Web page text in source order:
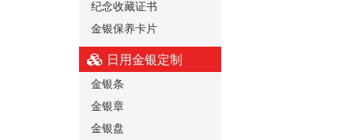
纪念收藏证书
金银保养卡片
日用金银定制
金银条
金银章
金银盘